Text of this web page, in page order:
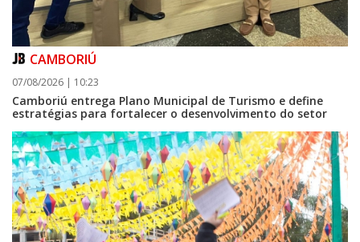
08/08/2026 | 07:00
Setor judicial de medicamentos de BC estará fechado nos dias 10 e 11 de
agosto para realização de inventário
CAMBORIÚ
07/08/2026 | 10:23
Camboriú entrega Plano Municipal de Turismo e define
estratégias para fortalecer o desenvolvimento do setor